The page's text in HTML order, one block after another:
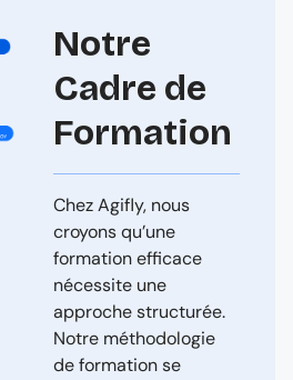
Notre
Cadre de
Formation
Chez Agifly, nous
croyons qu’une
formation efficace
nécessite une
approche structurée.
Notre méthodologie
de formation se